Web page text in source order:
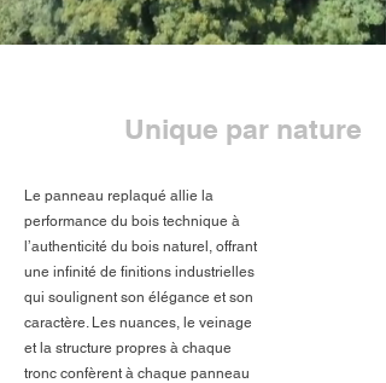
Unique par nature
Le panneau replaqué allie la
performance du bois technique à
l’authenticité du bois naturel, offrant
une infinité de finitions industrielles
qui soulignent son élégance et son
caractère. Les nuances, le veinage
et la structure propres à chaque
tronc confèrent à chaque panneau